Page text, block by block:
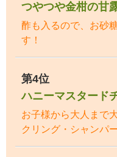
つやつや金柑の甘
酢も入るので、お砂
す！
第4位
ハニーマスタード
お子様から大人まで
クリング・シャンパ